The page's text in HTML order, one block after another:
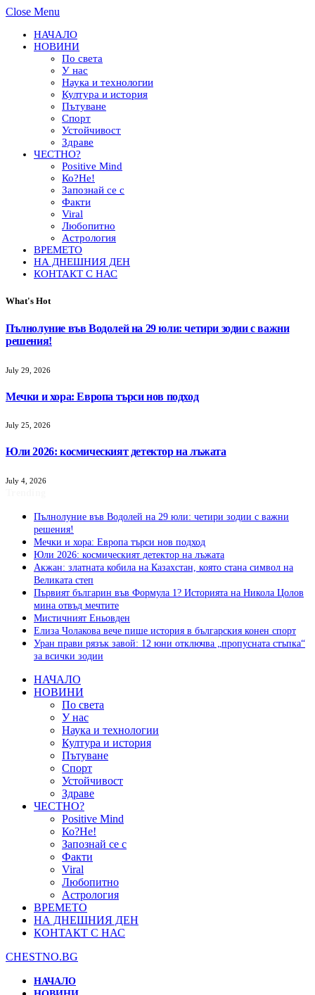
Close Menu
НАЧАЛО
НОВИНИ
По света
У нас
Наука и технологии
Култура и история
Пътуване
Спорт
Устойчивост
Здраве
ЧЕСТНО?
Positive Mind
Ко?Не!
Запознай се с
Факти
Viral
Любопитно
Астрология
ВРЕМЕТО
НА ДНЕШНИЯ ДЕН
КОНТАКТ С НАС
What's Hot
Пълнолуние във Водолей на 29 юли: четири зодии с важни
решения!
July 29, 2026
Мечки и хора: Европа търси нов подход
July 25, 2026
Юли 2026: космическият детектор на лъжата
July 4, 2026
Пълнолуние във Водолей на 29 юли: четири зодии с важни
решения!
Мечки и хора: Европа търси нов подход
Юли 2026: космическият детектор на лъжата
Акжан: златната кобила на Казахстан, която стана символ на
Великата степ
Първият българин във Формула 1? Историята на Никола Цолов
мина отвъд мечтите
Мистичният Eньовден
Елиза Чолакова вече пише история в българския конен спорт
Уран прави рязък завой: 12 юни отключва „пропусната стъпка“
за всички зодии
НАЧАЛО
НОВИНИ
По света
У нас
Наука и технологии
Култура и история
Пътуване
Спорт
Устойчивост
Здраве
ЧЕСТНО?
Positive Mind
Ко?Не!
Запознай се с
Факти
Viral
Любопитно
Астрология
ВРЕМЕТО
НА ДНЕШНИЯ ДЕН
КОНТАКТ С НАС
CHESTNO.BG
НАЧАЛО